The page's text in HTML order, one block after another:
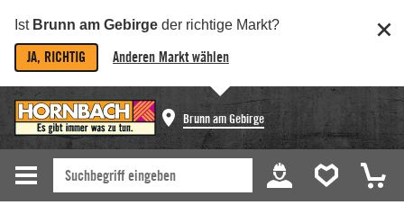
Ist Brunn am Gebirge der richtige Markt?
JA, RICHTIG Anderen Markt wählen
Brunn am Gebirge